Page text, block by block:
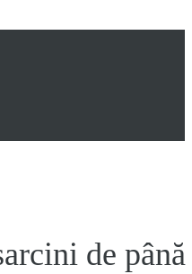
de